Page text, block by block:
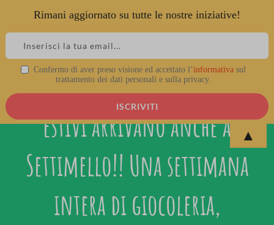
to
content
En Piste! _ I nostri centri
estivi arrivano anche a
Settimello!! Una settimana
intera di giocoleria,
Rimani aggiornato su tutte le nostre iniziative!
Confermo di aver preso visione ed accettato l’ informativa sul
trattamento dei dati personali e sulla privacy.
▲